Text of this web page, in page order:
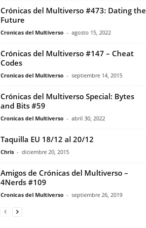
Crónicas del Multiverso #473: Dating the
Future
Cronicas del Multiverso - agosto 15, 2022
Crónicas del Multiverso #147 – Cheat
Codes
Cronicas del Multiverso - septiembre 14, 2015
Crónicas del Multiverso Special: Bytes
and Bits #59
Cronicas del Multiverso - abril 30, 2022
Taquilla EU 18/12 al 20/12
Chris - diciembre 20, 2015
Amigos de Crónicas del Multiverso –
4Nerds #109
Cronicas del Multiverso - septiembre 26, 2019